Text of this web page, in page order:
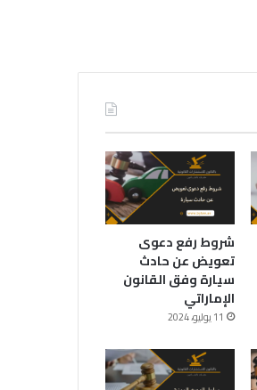
شروط رفع دعوى
تعويض عن حادث
سيارة وفق القانون
الإماراتي
11 يوليو، 2024